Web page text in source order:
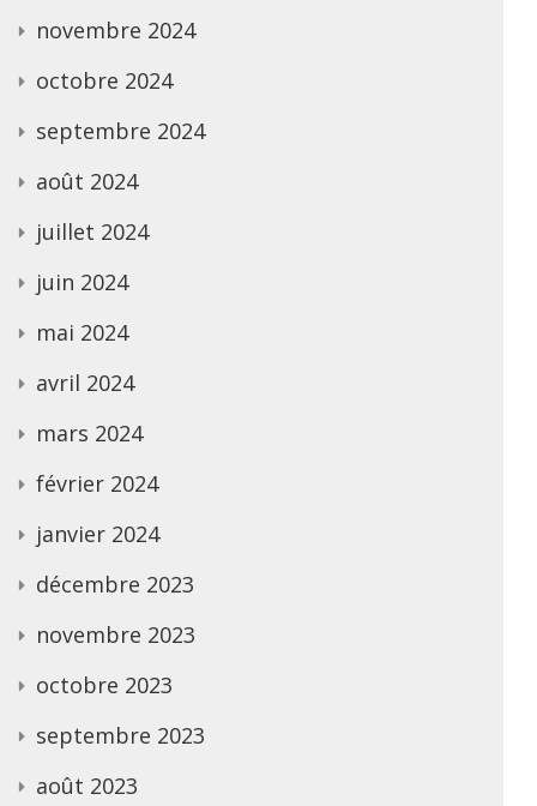
novembre 2024
octobre 2024
septembre 2024
août 2024
juillet 2024
juin 2024
mai 2024
avril 2024
mars 2024
février 2024
janvier 2024
décembre 2023
novembre 2023
octobre 2023
septembre 2023
août 2023